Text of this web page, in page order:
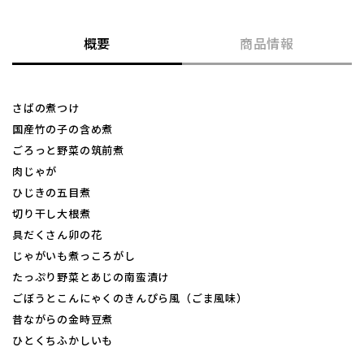
概要 商品情報
さばの煮つけ
国産竹の子の含め煮
ごろっと野菜の筑前煮
肉じゃが
ひじきの五目煮
切り干し大根煮
具だくさん卯の花
じゃがいも煮っころがし
たっぷり野菜とあじの南蛮漬け
ごぼうとこんにゃくのきんぴら風（ごま風味）
昔ながらの金時豆煮
ひとくちふかしいも